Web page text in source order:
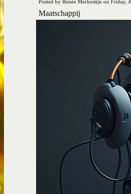
Posted by Renée Merkestijn on Friday,
Maatschappij